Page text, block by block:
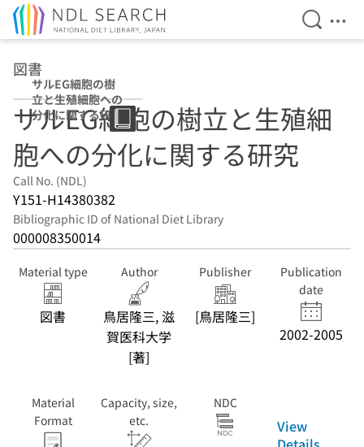
Open
図書
サルEG細胞の樹
立と生殖細胞への
分化に関する研究
サルEG細胞の樹立と生殖細
胞への分化に関する研究
Call No. (NDL)
Y151-H14380382
Bibliographic ID of National Diet Library
000008350014
Material type
図書
Author
鳥居隆三, 滋
賀医科大学
[著]
Publisher
[鳥居隆三]
Publication
date
2002-2005
Material
Format
Capacity, size,
etc.
NDC
View